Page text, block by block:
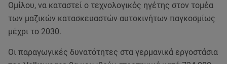
Ομίλου, να καταστεί ο τεχνολογικός ηγέτης στον τομέα
των μαζικών κατασκευαστών αυτοκινήτων παγκοσμίως
μέχρι το 2030.
Οι παραγωγικές δυνατότητες στα γερμανικά εργοστάσια